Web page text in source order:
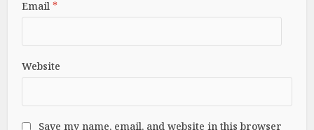
Email*
Website
Save my name, email, and website in this browser